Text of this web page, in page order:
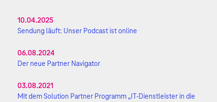
10.04.2025
Sendung läuft: Unser Podcast ist online
06.08.2024
Der neue Partner Navigator
03.08.2021
Mit dem Solution Partner Programm „IT-Dienstleister in die